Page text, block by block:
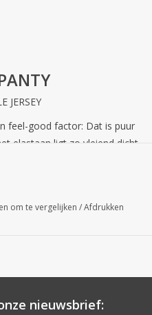
JERSEY
feel-good factor: Dat is puur
elastaan ligt zo vleiend dicht
om te vergelijken /Afdrukken
nieuwsbrief: